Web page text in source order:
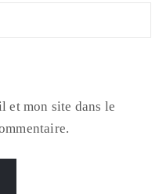
et mon site dans le